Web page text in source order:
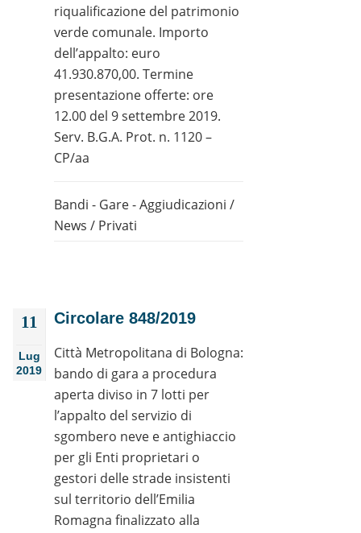
riqualificazione del patrimonio
verde comunale. Importo
dell’appalto: euro
41.930.870,00. Termine
presentazione offerte: ore
12.00 del 9 settembre 2019.
Serv. B.G.A. Prot. n. 1120 –
CP/aa
Bandi - Gare - Aggiudicazioni /
News / Privati
11
Lug
2019
Circolare 848/2019
Città Metropolitana di Bologna:
bando di gara a procedura
aperta diviso in 7 lotti per
l’appalto del servizio di
sgombero neve e antighiaccio
per gli Enti proprietari o
gestori delle strade insistenti
sul territorio dell’Emilia
Romagna finalizzato alla